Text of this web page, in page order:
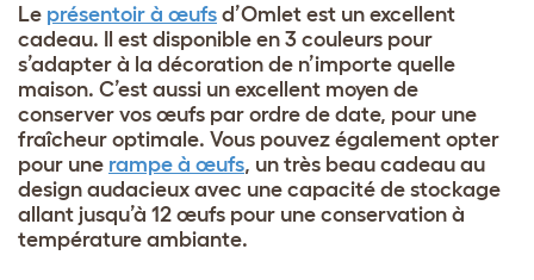
Le présentoir à œufs d’Omlet est un excellent
cadeau. Il est disponible en 3 couleurs pour
s’adapter à la décoration de n’importe quelle
maison. C’est aussi un excellent moyen de
conserver vos œufs par ordre de date, pour une
fraîcheur optimale. Vous pouvez également opter
pour une rampe à œufs, un très beau cadeau au
design audacieux avec une capacité de stockage
allant jusqu’à 12 œufs pour une conservation à
température ambiante.